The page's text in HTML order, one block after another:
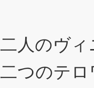
二人のヴ
二つのテロ